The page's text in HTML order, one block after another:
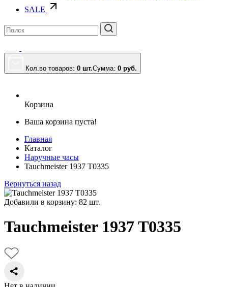
SALE
Кол.во товаров: 0 шт.Сумма: 0 руб.
Корзина
Ваша корзина пуста!
Главная
Каталог
Наручные часы
Tauchmeister 1937 T0335
Вернуться назад
Добавили в корзину: 82 шт.
Tauchmeister 1937 T0335